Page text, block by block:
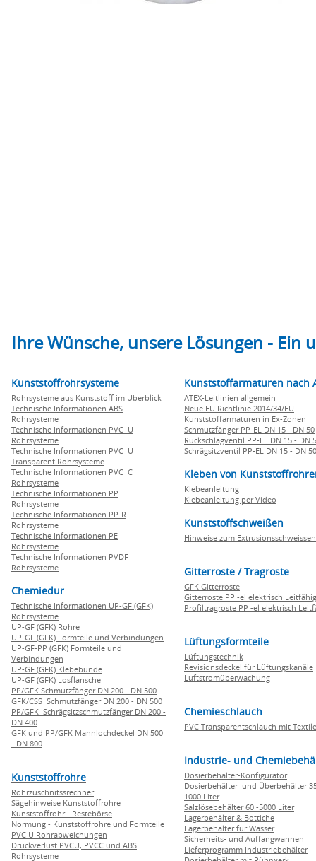
Ihre Wünsche, unsere Lösungen -
Kunststoffrohrsysteme
Rohrsysteme aus Kunststoff im Überblick
Technische Informationen ABS
Rohrsysteme
Technische Informationen PVC U
Rohrsysteme
Technische Informationen PVC U
Transparent Rohrsysteme
Technische Informationen PVC C
Rohrsysteme
Technische Informationen PP
Rohrsysteme
Technische Informationen PP-R
Rohrsysteme
Technische Informationen PE
Rohrsysteme
Technische Informationen PVDF
Rohrsysteme
Chemiedur
Technische Informationen UP-GF (GFK)
Rohrsysteme
UP-GF (GFK) Rohre
UP-GF (GFK) Formteile und Verbindungen
UP-GF-PP (GFK) Formteile und
Verbindungen
UP-GF (GFK) Klebebunde
UP-GF (GFK) Losflansche
PP/GFK Schmutzfänger DN 200 - DN 500
GFK/CSS Schmutzfänger DN 200 - DN 500
PP/GFK Schrägsitzschmutzfänger DN 200 -
DN 400
GFK und PP/GFK Mannlochdeckel DN 500
- DN 800
Kunststoffrohre
Rohrzuschnitssrechner
Sägehinweise Kunststoffrohre
Kunststoffrohr - Restebörse
Normung - Kunststoffrohre und Formteile
PVC U Rohrabweichungen
Druckverlust PVCU, PVCC und ABS
Rohrsysteme
Kunststoffarmaturen nach
ATEX-Leitlinien allgemein
Neue EU Richtlinie 2014/34/EU
Kunststoffarmaturen in Ex-Zonen
Schmutzfänger PP-EL DN 15 - DN 50
Rückschlagventil PP-EL DN 15 - DN
Schrägsitzventil PP-EL DN 15 - DN 50
Kleben von
Klebeanleitung
Klebeanleitung per Video
Kunststoffschweißen
Hinweise zum Extrusionsschweissen
Gitterroste / Tragroste
GFK Gitterroste
Gitterroste PP -el elektrisch Leitfähig
Profiltragroste PP -el elektrisch
Lüftungsformteile
Lüftungstechnik
Revisionsdeckel für Lüftungskanäle
Luftstromüberwachung
Chemieschlauch
PVC Transparentschlauch mit
Industrie- und
Dosierbehälter-Konfigurator
Dosierbehälter und Überbehälter
1000 Liter
Salzlösebehälter 60 -5000 Liter
Lagerbehälter & Bottiche
Lagerbehälter für Wasser
Sicherheits- und Auffangwannen
Lieferprogramm Industriebehälter